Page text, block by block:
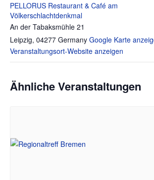
PELLORUS Restaurant & Café am
Völkerschlachtdenkmal
An der Tabaksmühle 21
Leipzig, 04277 Germany Google Karte
Veranstaltungsort-Website anzeigen
Ähnliche Veranstaltungen